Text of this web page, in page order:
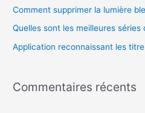
h
Comment supprimer la lumière
Quelles sont les meilleures séries
Application reconnaissant les
Commentaires récents